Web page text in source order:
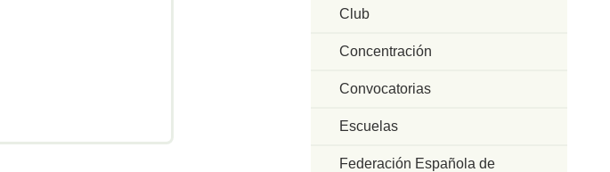
Club
Concentración
Convocatorias
Escuelas
Federación Española de